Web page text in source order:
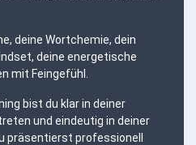
deine Wortchemie, dein
deine energetische
mit Feingefühl.
bist du klar in deiner
und eindeutig in deiner
präsentierst professionell